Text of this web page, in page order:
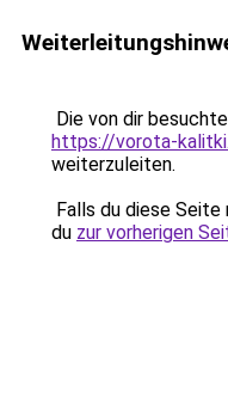
Die von dir
https://vorota-
weiterzuleiten.
Falls du diese
du zur vorherigen